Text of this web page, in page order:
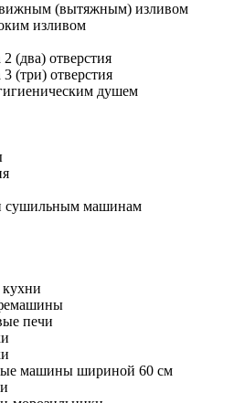
(вытяжным) изливом
изливом
(два) отверстия
(три) отверстия
душем
сушильным машинам
печи
машины шириной 60 см